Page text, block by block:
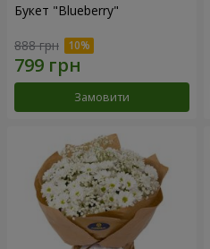
Букет "Blueberry"
888 грн
Замовити